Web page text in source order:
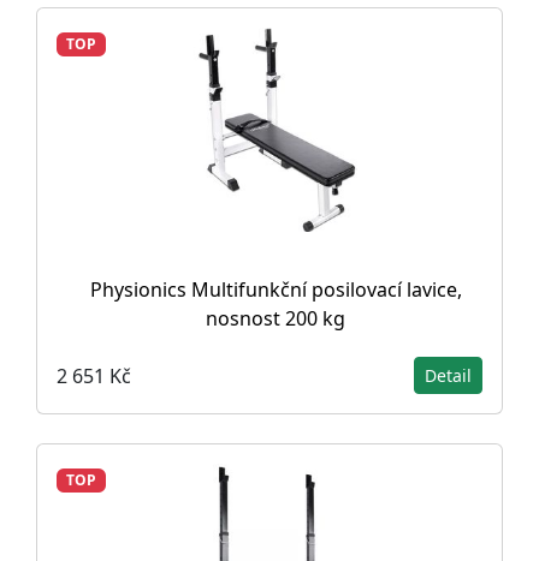
TOP
Physionics Multifunkční posilovací lavice,
nosnost 200 kg
2 651 Kč Detail
TOP